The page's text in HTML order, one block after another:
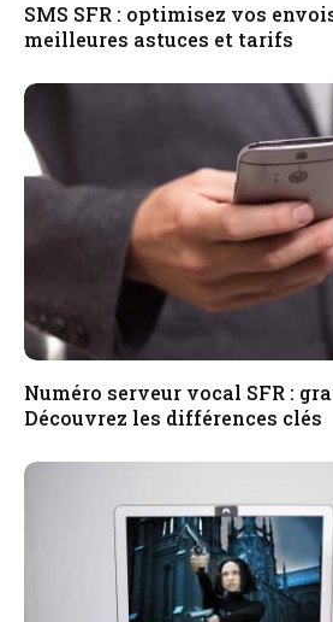
SMS SFR : optimisez vos
meilleures astuces et tarifs
Numéro serveur vocal SFR :
Découvrez les différences clés